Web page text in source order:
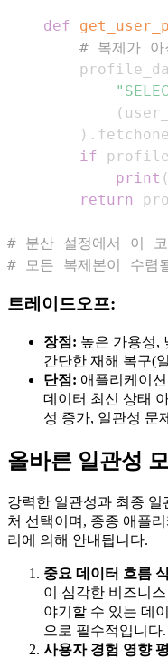
def
# 복제가 아
(
) . fetchone
if
print (
return
# 분산 설정에서 이
# 모든 복제본이 수렴
트레이드오프:
장점: 높은 가용성,
간단한 재해 복구(
단점: 애플리케이
데이터 최신 상태
성 증가, 일관성 문
올바른 일관성
강력한 일관성과 최종
처 선택이며, 종종 애플
리에 의해 안내됩니다.
중요 데이터 흐름
이 심각한 비즈니
야기할 수 있는 데
으로 필수적입니다.
사용자 경험 영향